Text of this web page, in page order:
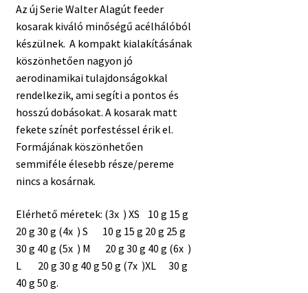
Az új Serie Walter Alagút feeder
kosarak kiváló minőségű acélhálóból
készülnek. A kompakt kialakításának
köszönhetően nagyon jó
aerodinamikai tulajdonságokkal
rendelkezik, ami segíti a pontos és
hosszú dobásokat. A kosarak matt
fekete színét porfestéssel érik el.
Formájának köszönhetően
semmiféle élesebb része/pereme
nincs a kosárnak.
Elérhető méretek: (3x ) XS 10 g 15 g
20 g 30 g (4x ) S 10 g 15 g 20 g 25 g
30 g 40 g (5x ) M 20 g 30 g 40 g (6x )
L 20 g 30 g 40 g 50 g (7x )XL 30 g
40 g 50 g.